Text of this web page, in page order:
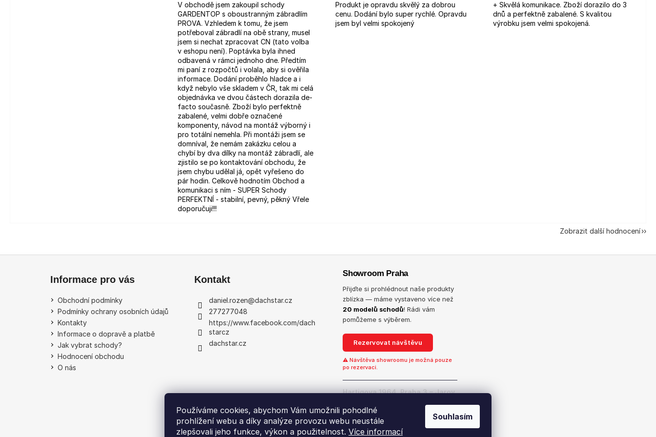
Používáme cookies, abychom Vám umožnili pohodlné
prohlížení webu a díky analýze provozu webu neustále
zlepšovali jeho funkce, výkon a použitelnost. Více informací
Souhlasím
V obchodě jsem zakoupil schody
GARDENTOP s oboustranným zábradlím
PROVA. Vzhledem k tomu, že jsem
potřeboval zábradlí na obě strany, musel
jsem si nechat zpracovat CN (tato volba
v eshopu není). Poptávka byla ihned
odbavená v rámci jednoho dne. Předtím
mi paní z rozpočtů i volala, aby si ověřila
informace. Dodání proběhlo hladce a i
když nebylo vše skladem v ČR, tak mi celá
objednávka ve dvou částech dorazila de-
facto současně. Zboží bylo perfektně
zabalené, velmi dobře označené
komponenty, návod na montáž výborný i
pro totální nemehla. Při montáži jsem se
domníval, že nemám zakázku celou a
chybí by dva dílky na montáž zábradlí, ale
zjistilo se po kontaktování obchodu, že
jsem chybu udělal já, opět vyřešeno do
pár hodin. Celkově hodnotím Obchod a
komunikaci s ním - SUPER Schody
PERFEKTNÍ - stabilní, pevný, pěkný Vřele
doporučuji!!!
Produkt je opravdu skvělý za dobrou
cenu. Dodání bylo super rychlé. Opravdu
jsem byl velmi spokojený
+ Skvělá komunikace. Zboží dorazilo do 3
dnů a perfektně zabalené. S kvalitou
výrobku jsem velmi spokojená.
Zobrazit další hodnocení
Informace pro vás
Obchodní podmínky
Podmínky ochrany osobních údajů
Kontakty
Informace o dopravě a platbě
Jak vybrat schody?
Hodnocení obchodu
O nás
Kontakt
daniel.rozen@dachstar.cz
277277048
https://www.facebook.com/dach
starcz
dachstar.cz
Showroom Praha
Přijďte si prohlédnout naše produkty
zblízka — máme vystaveno více než
20 modelů schodů! Rádi vám
pomůžeme s výběrem.
Rezervovat návštěvu
⚠ Návštěva showroomu je možná pouze
po rezervaci.
Hartigova 1964, Praha 3 – Jarov